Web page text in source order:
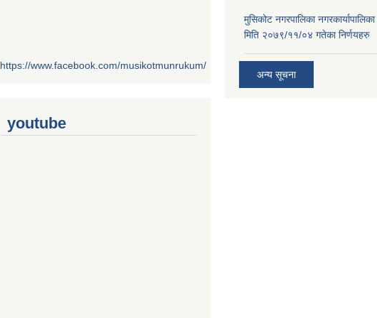
https://www.facebook.com/musikotmunrukum/
youtube
मुसिकोट नगरपालिका
मिति २०७९/११/०४ गतेका निर्णयहरु
अन्य सूचना